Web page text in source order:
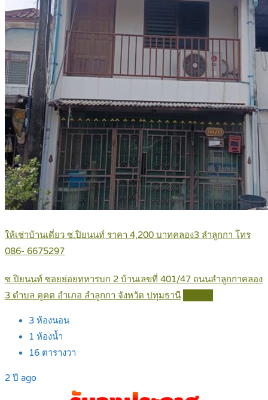
ให้เช่าบ้านเดี่ยว ซ.ปิยนนท์ ราคา 4,200 บาทคลอง3 ลำลูกกา โทร
086- 6675297
ซ.ปิยนนท์ ซอยย่อยทหารบก 2 บ้านเลขที่ 401/47 ถนนลำลูกกาคลอง
3 ตำบล คูคต อำเภอ ลำลูกกา จังหวัด ปทุมธานี
3 ห้องนอน
1 ห้องน้ำ
16 ตารางวา
2 ปี ago